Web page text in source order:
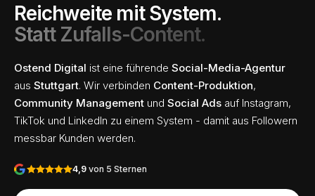
Reichweite mit System.
Statt Zufalls-Content.
Ostend Digital ist eine führende Social-Media-Agentur
aus Stuttgart. Wir verbinden Content-Produktion,
Community Management und Social Ads auf Instagram,
TikTok und LinkedIn zu einem System - damit aus Followern
messbar Kunden werden.
4,9 von 5 Sternen